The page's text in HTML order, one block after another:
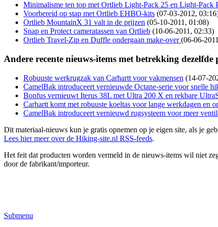
Minimalisme ten top met Ortlieb Light-Pack 25 en Light-Pack
Voorbereid op stap met Ortlieb EHBO-kits (07-03-2012,
Ortlieb MountainX 31 valt in de prijzen (05-10-2011, 01:08)
Snap en Protect cameratassen van Ortlieb (10-06-2011, 02:33)
Ortlieb Travel-Zip en Duffle ondergaan make-over(06-06-
Andere recente nieuws-items met betrekking
Robuuste werkrugzak van Carhartt voor vakmensen (14-07-
CamelBak introduceert vernieuwde Octane-serie voor snelle
Bonfus vernieuwt Iterus 38L met Ultra 200 X en rekbare
Carhartt komt met robuuste koeltas voor lange werkdagen en
CamelBak introduceert vernieuwd rugsysteem voor meer
Dit materiaal-nieuws kun je gratis opnemen op je eigen site, als je
Lees hier meer over de Hiking-site.nl RSS-feeds.
Het feit dat producten worden vermeld in de nieuws-items wil niet
door de fabrikant/importeur.
Submenu